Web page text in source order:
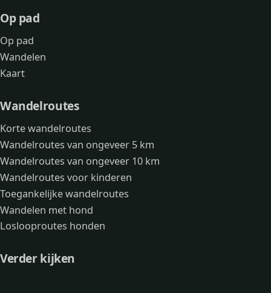
Op pad
Op pad
Wandelen
Kaart
Wandelroutes
Korte wandelroutes
Wandelroutes van ongeveer 5 km
Wandelroutes van ongeveer 10 km
Wandelroutes voor kinderen
Toegankelijke wandelroutes
Wandelen met hond
Loslooproutes honden
Verder kijken